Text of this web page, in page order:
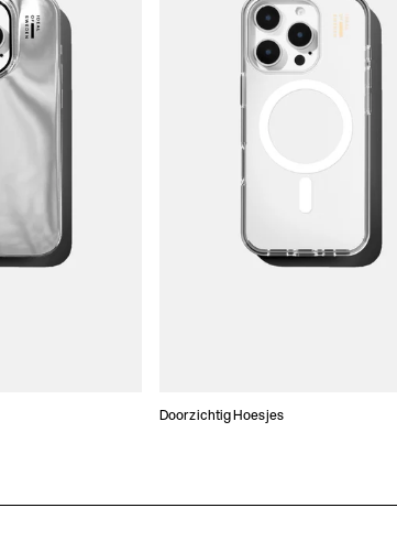
Doorzichtig Hoesjes